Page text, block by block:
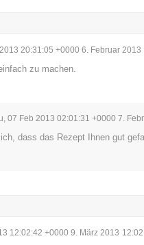
20:31:05 +0000 6. Februar 2013
zu machen.
07 Feb 2013 02:01:31 +0000 7.
dass das Rezept Ihnen gut
12:02:42 +0000 9. März 2013 12:02